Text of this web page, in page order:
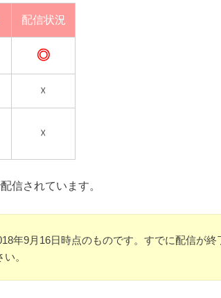
配信状況
◎
☓
☓
信されています。
年9月16日時点のものです。すでに配信が
。